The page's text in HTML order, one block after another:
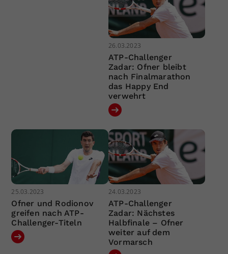
26.03.2023
ATP-Challenger
Zadar: Ofner bleibt
nach Finalmarathon
das Happy End
verwehrt
25.03.2023
Ofner und Rodionov
greifen nach ATP-
Challenger-Titeln
24.03.2023
ATP-Challenger
Zadar: Nächstes
Halbfinale – Ofner
weiter auf dem
Vormarsch